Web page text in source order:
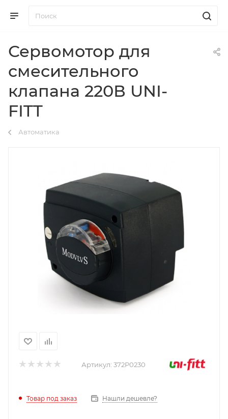
Сервомотор для
смесительного
клапана 220В UNI-
FITT
Автоматика
Артикул: 372P0230
Товар под заказ Нашли дешевле?